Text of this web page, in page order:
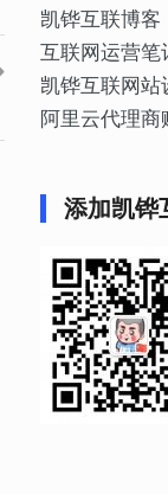
凯铧互联博客
互联网运营笔
凯铧互联网站
阿里云代理
添加凯铧